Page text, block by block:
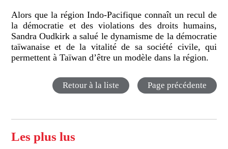
Alors que la région Indo-Pacifique connaît un recul de
la démocratie et des violations des droits humains,
Sandra Oudkirk a salué le dynamisme de la démocratie
taïwanaise et de la vitalité de sa société civile, qui
permettent à Taïwan d’être un modèle dans la région.
Retour à la liste Page précédente
Les plus lus